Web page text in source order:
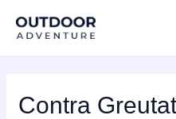
Contra
navigation